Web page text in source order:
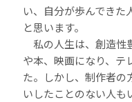
い、自分が歩んできた
と思います。
私の人生は、創造性
や本、映画になり、テ
た。しかし、制作者の
いしたことのない人も